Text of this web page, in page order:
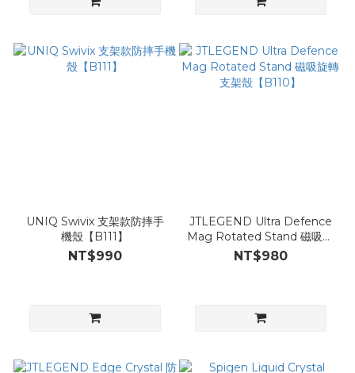
UNIQ Swivix 支架款防摔手
機殼【B111】
NT$990
JTLEGEND Ultra Defence
Mag Rotated Stand 磁吸旋
轉支架殼【B110】
NT$980